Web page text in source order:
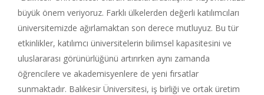
büyük önem veriyoruz. Farklı ülkelerden değerli katılımcıları
üniversitemizde ağırlamaktan son derece mutluyuz. Bu tür
etkinlikler, katılımcı üniversitelerin bilimsel kapasitesini ve
uluslararası görünürlüğünü artırırken aynı zamanda
öğrencilere ve akademisyenlere de yeni fırsatlar
sunmaktadır. Balıkesir Üniversitesi, iş birliği ve ortak üretim